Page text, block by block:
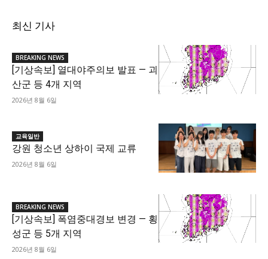
최신 기사
BREAKING NEWS
[기상속보] 열대야주의보 발표 — 괴
산군 등 4개 지역
2026년 8월 6일
교육일반
강원 청소년 상하이 국제 교류
2026년 8월 6일
BREAKING NEWS
[기상속보] 폭염중대경보 변경 — 횡
성군 등 5개 지역
2026년 8월 6일